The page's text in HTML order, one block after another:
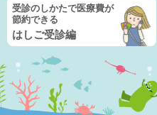
受診のしかたで医療費が
節約できる
はしご受診編